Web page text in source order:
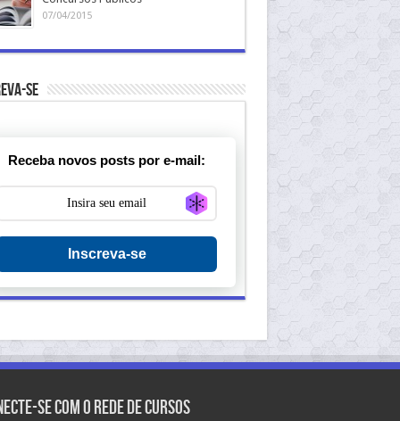
07/04/2015
se
Receba novos posts por e-mail:
Inscreva-se
se com o Rede de Cursos